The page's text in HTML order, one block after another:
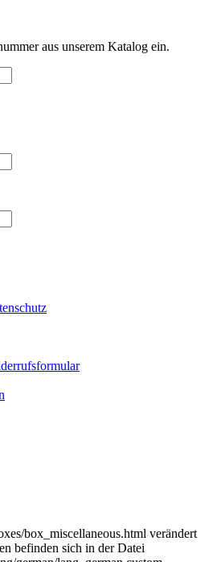
aus unserem Katalog ein.
box_miscellaneous.html verändert
befinden sich in der Datei